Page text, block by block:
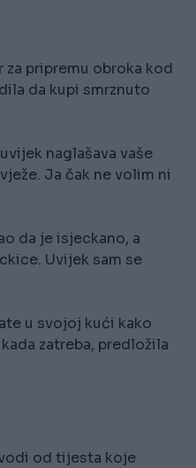
za pripremu obroka kod
da kupi smrznuto
naglašava vaše
Ja čak ne volim ni
da je isjeckano, a
Uvijek sam se
u svojoj kući kako
zatreba, predložila
od tijesta koje